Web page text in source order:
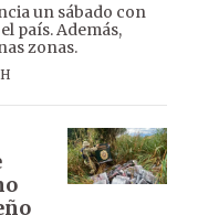
un sábado con
país. Además,
zonas.